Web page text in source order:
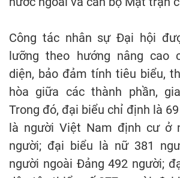
Công tác nhân sự Đại hội
lưỡng theo hướng nâng cao
diện, bảo đảm tính tiêu biểu,
hòa giữa các thành phần,
Trong đó, đại biểu chỉ định là
là người Việt Nam định cư ở
người; đại biểu là nữ 381
người ngoài Đảng 492 người;